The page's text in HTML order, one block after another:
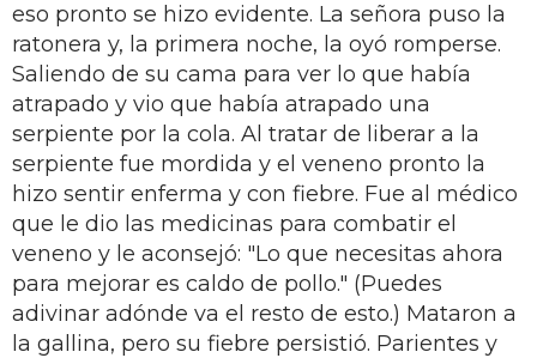
eso pronto se hizo evidente. La señora puso la
ratonera y, la primera noche, la oyó romperse.
Saliendo de su cama para ver lo que había
atrapado y vio que había atrapado una
serpiente por la cola. Al tratar de liberar a la
serpiente fue mordida y el veneno pronto la
hizo sentir enferma y con fiebre. Fue al médico
que le dio las medicinas para combatir el
veneno y le aconsejó: "Lo que necesitas ahora
para mejorar es caldo de pollo." (Puedes
adivinar adónde va el resto de esto.) Mataron a
la gallina, pero su fiebre persistió. Parientes y